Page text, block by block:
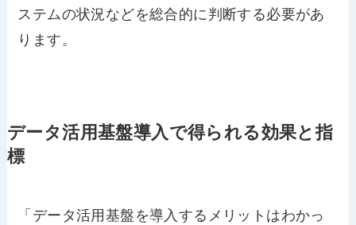
ステムの状況などを総合的に判断する必要があ
ります。
データ活用基盤導入で得られる効果と指
標
「データ活用基盤を導入するメリットはわかっ